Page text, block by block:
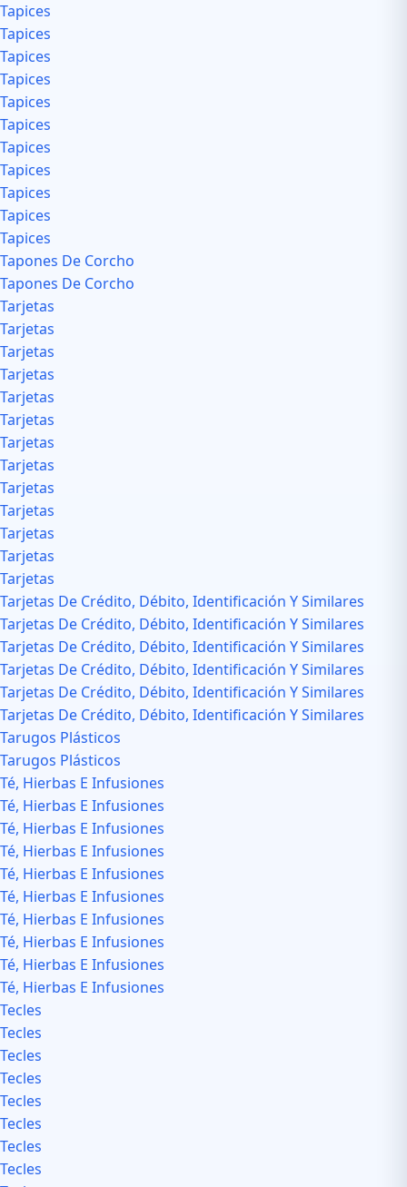
Tapices
Tapices
Tapices
Tapices
Tapices
Tapices
Tapices
Tapices
Tapices
Tapices
Tapices
Tapones De Corcho
Tapones De Corcho
Tarjetas
Tarjetas
Tarjetas
Tarjetas
Tarjetas
Tarjetas
Tarjetas
Tarjetas
Tarjetas
Tarjetas
Tarjetas
Tarjetas
Tarjetas
Tarjetas De Crédito, Débito, Identificación Y Similares
Tarjetas De Crédito, Débito, Identificación Y Similares
Tarjetas De Crédito, Débito, Identificación Y Similares
Tarjetas De Crédito, Débito, Identificación Y Similares
Tarjetas De Crédito, Débito, Identificación Y Similares
Tarjetas De Crédito, Débito, Identificación Y Similares
Tarugos Plásticos
Tarugos Plásticos
Té, Hierbas E Infusiones
Té, Hierbas E Infusiones
Té, Hierbas E Infusiones
Té, Hierbas E Infusiones
Té, Hierbas E Infusiones
Té, Hierbas E Infusiones
Té, Hierbas E Infusiones
Té, Hierbas E Infusiones
Té, Hierbas E Infusiones
Té, Hierbas E Infusiones
Tecles
Tecles
Tecles
Tecles
Tecles
Tecles
Tecles
Tecles